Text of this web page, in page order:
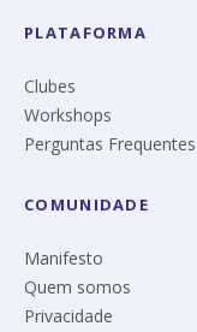
PLATAFORMA
Clubes
Workshops
Perguntas Frequentes
COMUNIDADE
Manifesto
Quem somos
Privacidade